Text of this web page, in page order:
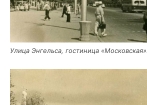
Ули­ца Энгель­са, гости­ни­ца